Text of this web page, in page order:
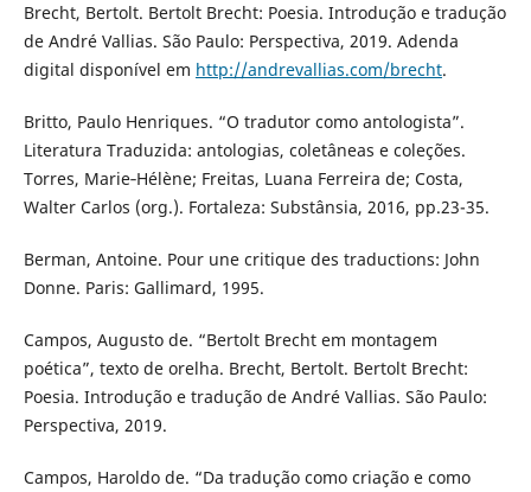
Brecht, Bertolt. Bertolt Brecht: Poesia. Introdução e tradução
de André Vallias. São Paulo: Perspectiva, 2019. Adenda
digital disponível em http://andrevallias.com/brecht.
Britto, Paulo Henriques. “O tradutor como antologista”.
Literatura Traduzida: antologias, coletâneas e coleções.
Torres, Marie‑Hélène; Freitas, Luana Ferreira de; Costa,
Walter Carlos (org.). Fortaleza: Substânsia, 2016, pp.23-35.
Berman, Antoine. Pour une critique des traductions: John
Donne. Paris: Gallimard, 1995.
Campos, Augusto de. “Bertolt Brecht em montagem
poética”, texto de orelha. Brecht, Bertolt. Bertolt Brecht:
Poesia. Introdução e tradução de André Vallias. São Paulo:
Perspectiva, 2019.
Campos, Haroldo de. “Da tradução como criação e como